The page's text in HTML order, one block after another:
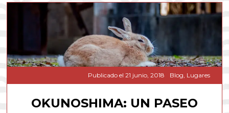
Publicado el 21 junio, 2018 Blog Lugares
OKUNOSHIMA: UN PASEO